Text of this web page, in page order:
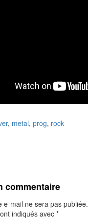
, metal, prog, rock
commentaire
e-mail ne sera pas publiée.
indiqués avec *